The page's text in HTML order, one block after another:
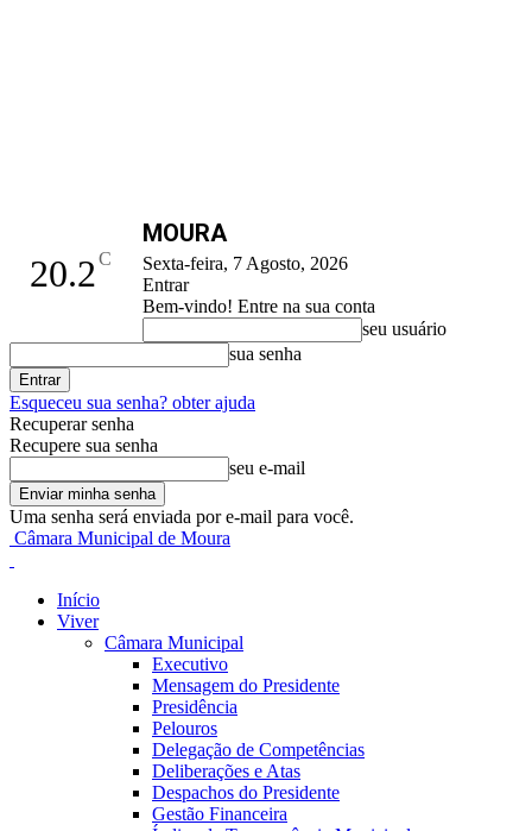
20.2C
MOURA
Sexta-feira, 7 Agosto, 2026
Entrar
Bem-vindo! Entre na sua conta
seu usuário
sua senha
Esqueceu sua senha? obter ajuda
Recuperar senha
Recupere sua senha
seu e-mail
Uma senha será enviada por e-mail para você.
Câmara Municipal de Moura
Início
Viver
Câmara Municipal
Executivo
Mensagem do Presidente
Presidência
Pelouros
Delegação de Competências
Deliberações e Atas
Despachos do Presidente
Gestão Financeira